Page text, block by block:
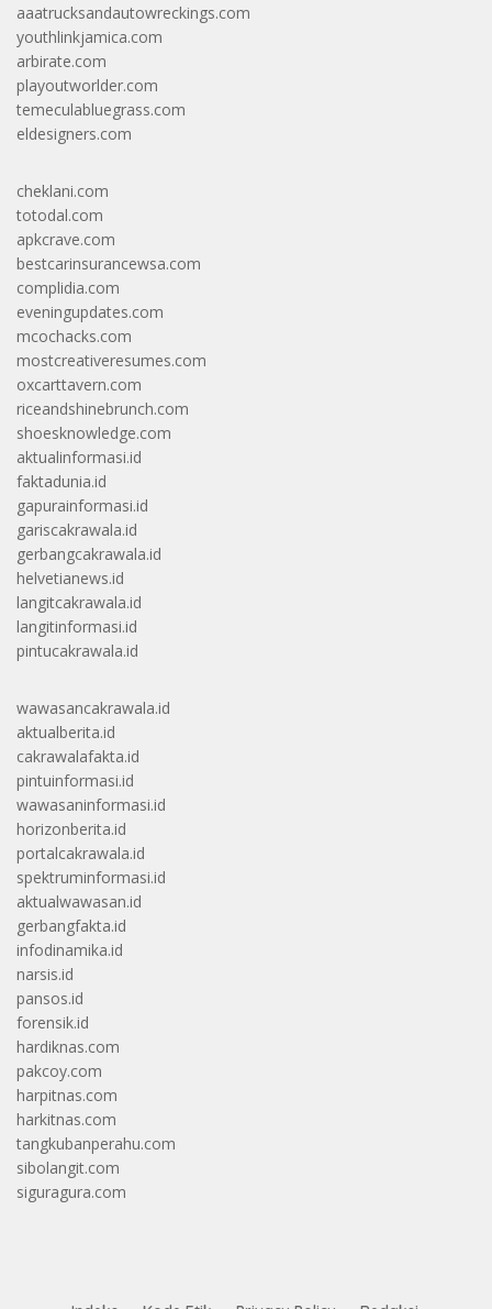
aaatrucksandautowreckings.com
youthlinkjamica.com
arbirate.com
playoutworlder.com
temeculabluegrass.com
eldesigners.com
cheklani.com
totodal.com
apkcrave.com
bestcarinsurancewsa.com
complidia.com
eveningupdates.com
mcochacks.com
mostcreativeresumes.com
oxcarttavern.com
riceandshinebrunch.com
shoesknowledge.com
aktualinformasi.id
faktadunia.id
gapurainformasi.id
gariscakrawala.id
gerbangcakrawala.id
helvetianews.id
langitcakrawala.id
langitinformasi.id
pintucakrawala.id
wawasancakrawala.id
aktualberita.id
cakrawalafakta.id
pintuinformasi.id
wawasaninformasi.id
horizonberita.id
portalcakrawala.id
spektruminformasi.id
aktualwawasan.id
gerbangfakta.id
infodinamika.id
narsis.id
pansos.id
forensik.id
hardiknas.com
pakcoy.com
harpitnas.com
harkitnas.com
tangkubanperahu.com
sibolangit.com
siguragura.com